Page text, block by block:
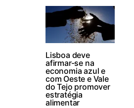
Lisboa deve
afirmar-se na
economia azul e
com Oeste e Vale
do Tejo promover
estratégia
alimentar